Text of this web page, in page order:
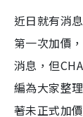
近日就有消
第一次加價
消息，但
編為大家整
著未正式加